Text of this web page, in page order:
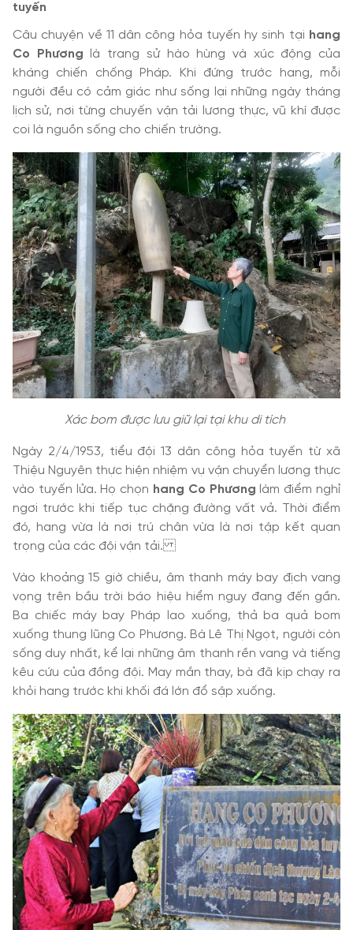
tuyến
Câu chuyện về 11 dân công hỏa tuyến hy sinh tại hang
Co Phương là trang sử hào hùng và xúc động của
kháng chiến chống Pháp. Khi đứng trước hang, mỗi
người đều có cảm giác như sống lại những ngày tháng
lịch sử, nơi từng chuyến vận tải lương thực, vũ khí được
coi là nguồn sống cho chiến trường.
Xác bom được lưu giữ lại tại khu di tích
Ngày 2/4/1953, tiểu đội 13 dân công hỏa tuyến từ xã
Thiệu Nguyên thực hiện nhiệm vụ vận chuyển lương thực
vào tuyến lửa. Họ chọn hang Co Phương làm điểm nghỉ
ngơi trước khi tiếp tục chặng đường vất vả. Thời điểm
đó, hang vừa là nơi trú chân vừa là nơi tập kết quan
trọng của các đội vận tải.
Vào khoảng 15 giờ chiều, âm thanh máy bay địch vang
vọng trên bầu trời báo hiệu hiểm nguy đang đến gần.
Ba chiếc máy bay Pháp lao xuống, thả ba quả bom
xuống thung lũng Co Phương. Bà Lê Thị Ngọt, người còn
sống duy nhất, kể lại những âm thanh rền vang và tiếng
kêu cứu của đồng đội. May mắn thay, bà đã kịp chạy ra
khỏi hang trước khi khối đá lớn đổ sập xuống.